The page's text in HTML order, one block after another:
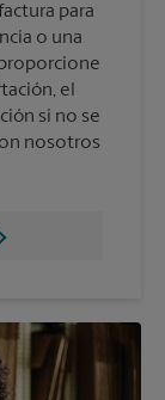
para
o una
el
si no se
nosotros